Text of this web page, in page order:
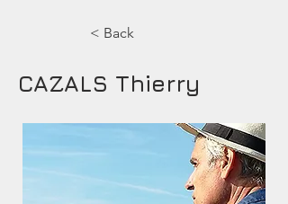
< Back
CAZALS Thierry